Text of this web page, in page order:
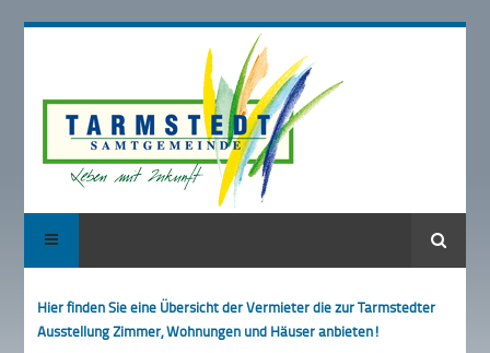
Suche
Hier finden Sie eine Übersicht der Vermieter die zur Tarmstedter
Ausstellung Zimmer, Wohnungen und Häuser anbieten!